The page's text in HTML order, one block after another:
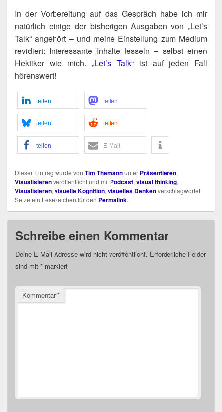
In der Vor­be­rei­tung auf das Gespräch habe ich mir
natür­lich eini­ge der bis­he­ri­gen Aus­ga­ben von „Let’s
Talk“ ange­hört – und mei­ne Ein­stel­lung zum Medi­um
revi­diert: Inter­es­san­te Inhal­te fes­seln – selbst einen
Hek­ti­ker wie mich.„Let’s Talk“ist auf jeden Fall
hörenswert!
tei­len tei­len
tei­len tei­len
tei­len E‑Mail
Dieser Eintrag wurde von Tim Themannunter Präsentieren,
Visualisierenveröffentlicht und mit Podcast, visual thinking,
Visualisieren, visuelle Kognition, visuelles Denkenverschlagwortet.
Setze ein Lesezeichen für den Permalink.
Schreibe einen Kommentar
Deine E-Mail-Adresse wird nicht veröffentlicht. Erforderliche Felder
sind mit * markiert
Kommentar*